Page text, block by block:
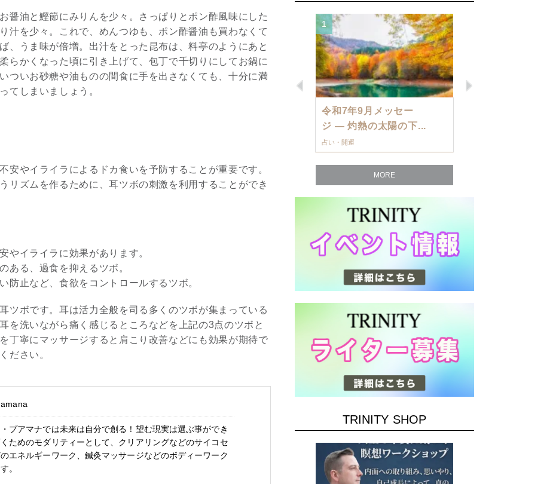
醤油と鰹節にみりんを少々。さっぱりとポン酢風味にした
汁を少々。これで、めんつゆも、ポン酢醤油も買わなくて
、うま味が倍増。出汁をとった昆布は、料亭のようにあと
らかくなった頃に引き上げて、包丁で千切りにしてお鍋に
ついお砂糖や油ものの間食に手を出さなくても、十分に満
てしまいましょう。
安やイライラによるドカ食いを予防することが重要です。
リズムを作るために、耳ツボの刺激を利用することができ
やイライラに効果があります。
ある、過食を抑えるツボ。
防止など、食欲をコントロールするツボ。
ツボです。耳は活力全般を司る多くのツボが集まっている
を洗いながら痛く感じるところなどを上記の3点のツボと
丁寧にマッサージすると肩こり改善などにも効果が期待で
ださい。
プアマナでは未来は自分で創る！望む現実は選ぶ事ができ
ためのモダリティーとして、クリアリングなどのサイコセ
エネルギーワーク、鍼灸マッサージなどのボディーワーク
。
Previous
3 1
令和7年9月メッセー
ジ — 灼熱の太陽の下...
占い・開運
MORE
TRINITY SHOP